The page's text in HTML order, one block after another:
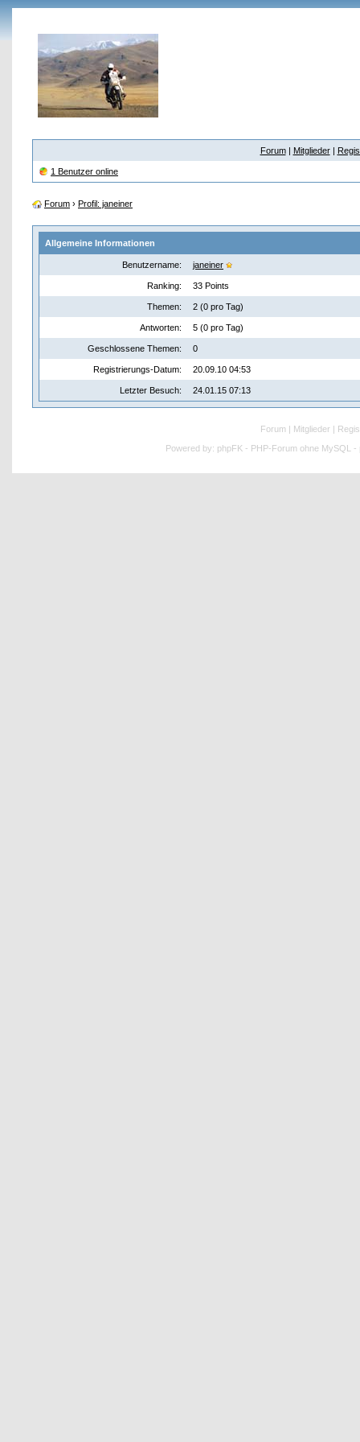
Forum| Mitglieder|
1 Benutzer online
Forum › Profil: janeiner
Allgemeine Informationen
Benutzername: janeiner
Ranking: 33 Points
Themen: 2 (0 pro Tag)
Antworten: 5 (0 pro Tag)
Geschlossene Themen: 0
Registrierungs-Datum: 20.09.10 04:53
Letzter Besuch: 24.01.15 07:13
Forum | Mitglieder |
Powered by: phpFK - PHP-Forum ohne MySQL -